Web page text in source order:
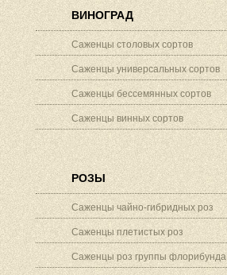
ВИНОГРАД
Саженцы столовых сортов
Саженцы универсальных сортов
Саженцы бессемянных сортов
Саженцы винных сортов
РОЗЫ
Саженцы чайно-гибридных роз
Саженцы плетистых роз
Саженцы роз группы флорибунда